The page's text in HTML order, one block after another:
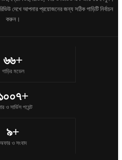
দেখে আপনার প্রয়োজনের জন্য সঠিক গাড়িটি নির্বাচন
করুন।
৬৬+
গাড়ির মডেল
ও সার্ভিস পয়েন্ট
৯+
অফার ও সংবাদ